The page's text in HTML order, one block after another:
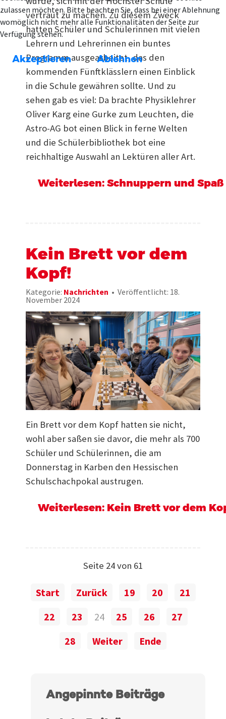
vertraut zu machen. Zu diesem Zweck
hatten Schüler und Schülerinnen mit vielen
Lehrern und Lehrerinnen ein buntes
Programm ausgearbeitet, das den
kommenden Fünftklässlern einen Einblick
in die Schule gewähren sollte. Und zu
sehen gab es viel: Da brachte Physiklehrer
Oliver Karg eine Gurke zum Leuchten, die
Astro-AG bot einen Blick in ferne Welten
und die Schülerbibliothek bot eine
reichhaltige Auswahl an Lektüren aller Art.
Weiterlesen: Schnuppern und Spaß
Kein Brett vor dem
Kopf!
Kategorie: Nachrichten
Veröffentlicht: 18.
November 2024
Ein Brett vor dem Kopf hatten sie nicht,
wohl aber saßen sie davor, die mehr als 700
Schüler und Schülerinnen, die am
Donnerstag in Karben den Hessischen
Schulschachpokal austrugen.
Weiterlesen: Kein Brett vor dem
Seite 24 von 61
Start Zurück 19 20
21
22
23 24 25 26
27
28
Weiter Ende
Angepinnte Beiträge
zulassen möchten. Bitte beachten Sie, dass bei einer Ablehnung
womöglich nicht mehr alle Funktionalitäten der Seite zur
Verfügung stehen.
Akzeptieren Ablehnen